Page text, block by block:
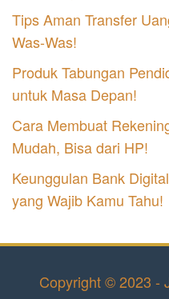
Tips Aman Transfer
Was-Was!
Produk Tabungan
untuk Masa Depan!
Cara Membuat
Mudah, Bisa dari HP!
Keunggulan Bank
yang Wajib Kamu Tahu!
Copyright © 2023 -